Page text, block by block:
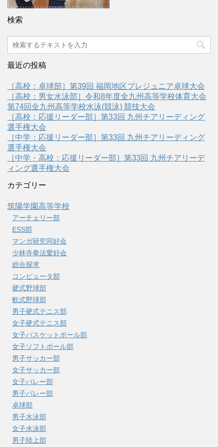
検索
最近の投稿
［高校：卓球部］第39回 福岡地区プレジュニア卓球大会
［高校：男女水泳部］令和8年度全九州高等学校体育大会
第74回全九州高等学校水泳(競泳) 競技大会
［高校：応援リーダー部］第33回 九州チアリーディング
選手権大会
［中学：応援リーダー部］第33回 九州チアリーディング
選手権大会
［中学・高校：応援リーダー部］第33回 九州チアリーデ
ィング選手権大会
カテゴリー
筑陽学園高等学校
アーチェリー部
ESS部
マンガ研究同好会
少林寺拳法愛好会
総合探求
コンピュータ部
硬式野球部
軟式野球部
男子硬式テニス部
女子硬式テニス部
女子バスケットボール部
女子ソフトボール部
男子サッカー部
女子サッカー部
女子バレー部
男子バレー部
卓球部
男子水泳部
女子水泳部
男子陸上部